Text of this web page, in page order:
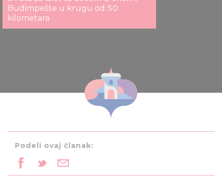
Budimpešte u krugu od 50
kilometara
Podeli ovaj članak: